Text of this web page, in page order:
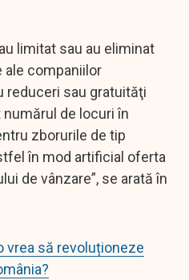
limitat sau au eliminat
ale companiilor
reduceri sau gratuităţi
de locuri în
zborurile de tip
în mod artificial oferta
de vânzare”, se arată în
vrea să revoluționeze